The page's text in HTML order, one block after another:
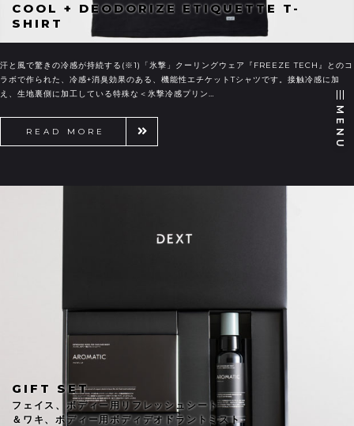
MENU
COOL + DEODORIZE ETIQUETTE T-
SHIRT
汗と風で驚きの冷感が持続する(※1)「氷撃」クーリングウェア『FREEZE TECH』とのコ
ラボで作られた、冷感+消臭効果のある、機能性エチケットTシャツです。接触冷感に加
え、生地裏側に加工している特殊な＜氷撃冷感プリン…
READ MORE
GIFT SET
フェイス、ボディー用リフレッシュシート
＆ワキ、ボディー用ボディデオドラントミスト